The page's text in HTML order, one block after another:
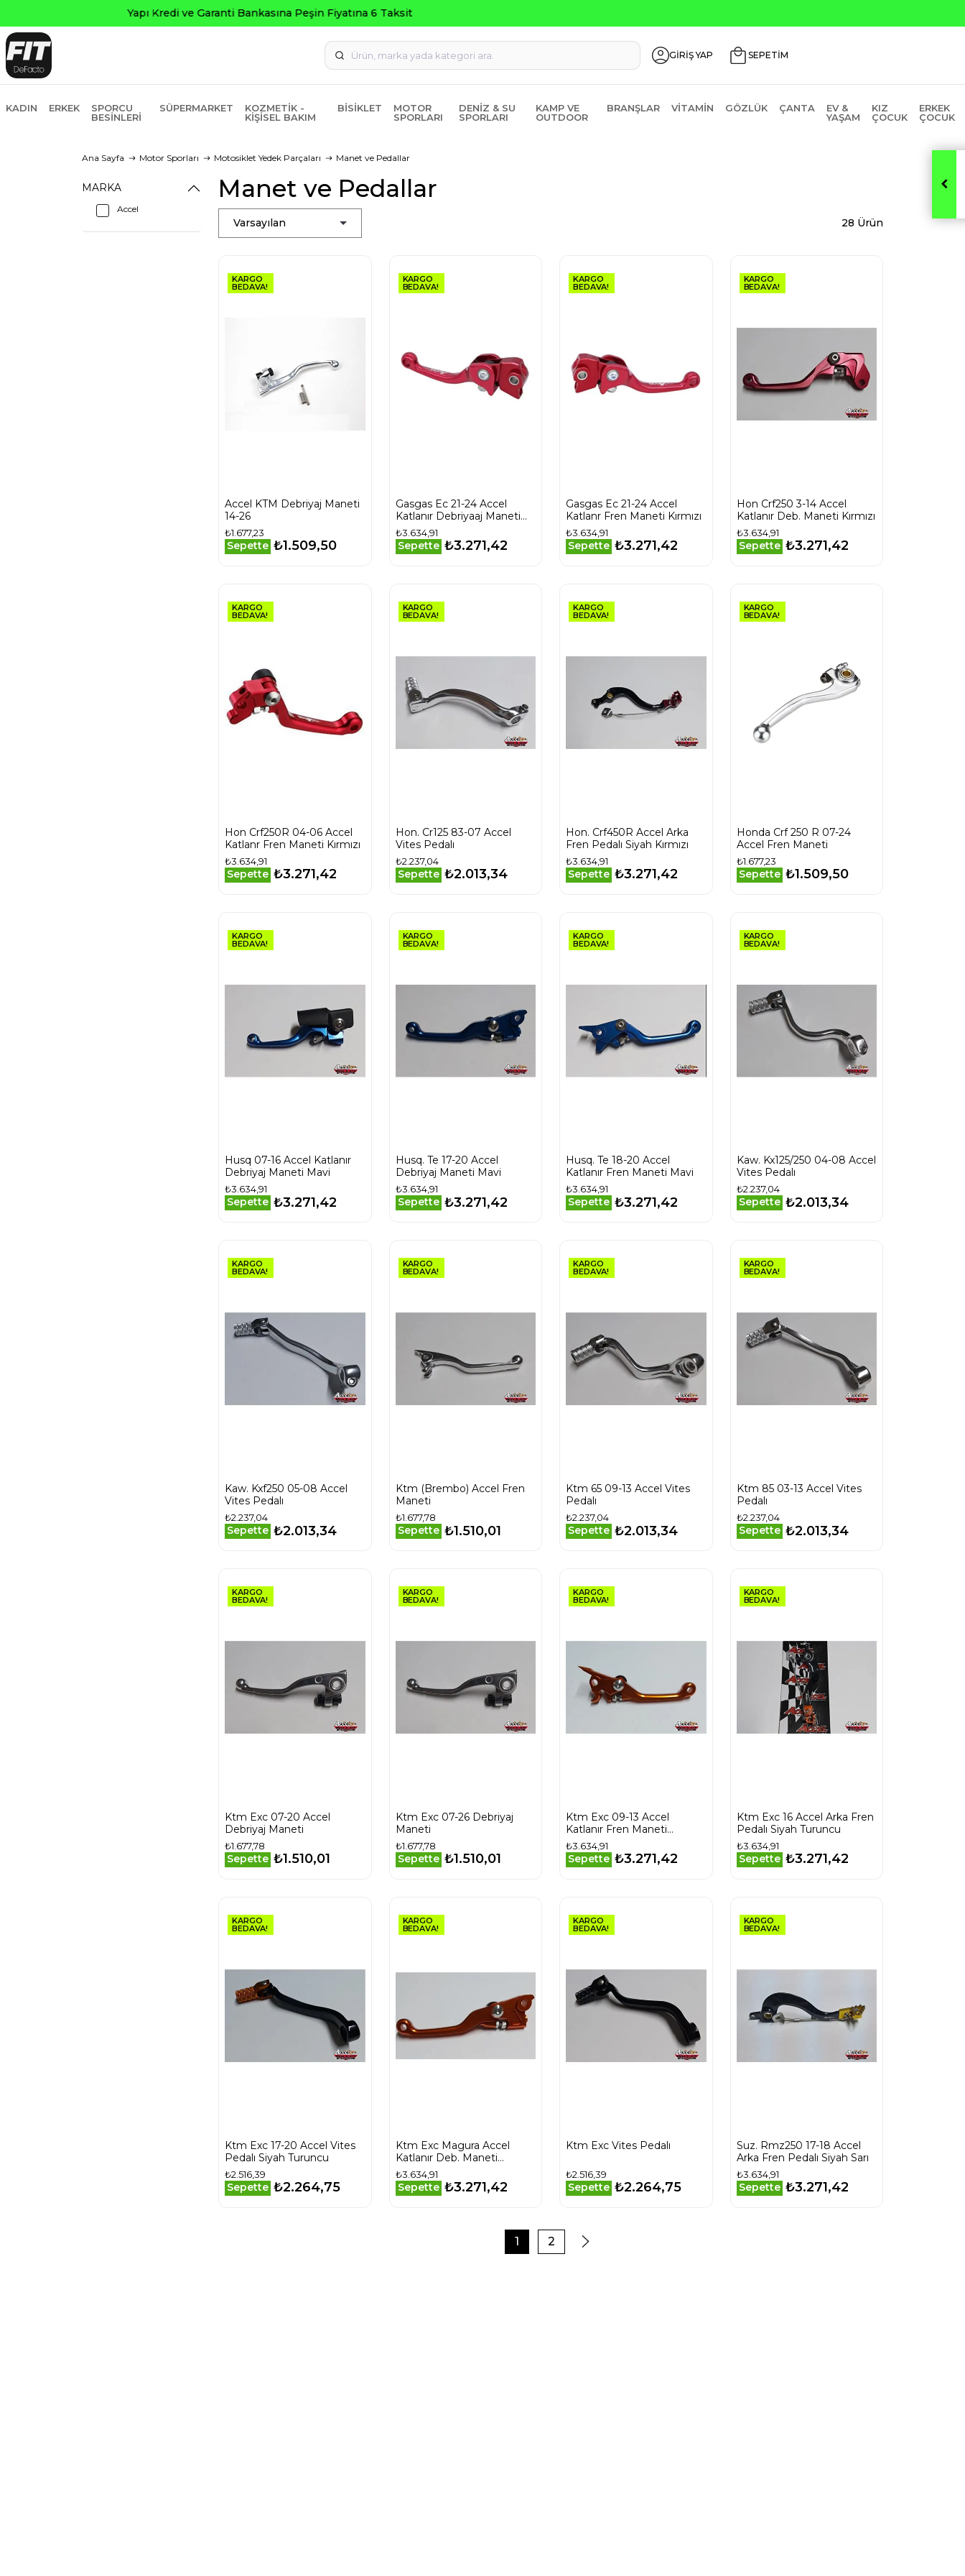
Seçili Ürünlerde ₺2000 Üzeri ₺200 İndirim Kodu: AGUSTOS200
GİRİŞ YAP SEPETİM
KADIN ERKEK
SPORCU
BESINLERI
SÜPERMARKET
KOZMETIK -
KIŞISEL BAKIM
BISIKLET
MOTOR
SPORLARI
DENIZ & SU
SPORLARI
KAMP VE
OUTDOOR
BRANŞLAR VITAMIN GÖZLÜK ÇANTA
EV &
YAŞAM
KIZ
ÇOCUK
ERKEK
ÇOCUK
Ana Sayfa Motor Sporları Motosiklet Yedek Parçaları Manet ve Pedallar
MARKA
Accel
Manet ve Pedallar
Varsayılan 28 Ürün
KARGO
BEDAVA!
Accel KTM Debriyaj Maneti
14-26
₺1.677,23
Sepette ₺1.509,50
KARGO
BEDAVA!
Gasgas Ec 21-24 Accel
Katlanır Debriyaaj Maneti
Kırmızı
₺3.634,91
Sepette ₺3.271,42
KARGO
BEDAVA!
Gasgas Ec 21-24 Accel
Katlanr Fren Maneti Kırmızı
₺3.634,91
Sepette ₺3.271,42
KARGO
BEDAVA!
Hon Crf250 3-14 Accel
Katlanır Deb. Maneti Kırmızı
₺3.634,91
Sepette ₺3.271,42
KARGO
BEDAVA!
Hon Crf250R 04-06 Accel
Katlanr Fren Maneti Kırmızı
₺3.634,91
Sepette ₺3.271,42
KARGO
BEDAVA!
Hon. Cr125 83-07 Accel
Vites Pedalı
₺2.237,04
Sepette ₺2.013,34
KARGO
BEDAVA!
Hon. Crf450R Accel Arka
Fren Pedalı Siyah Kırmızı
₺3.634,91
Sepette ₺3.271,42
KARGO
BEDAVA!
Honda Crf 250 R 07-24
Accel Fren Maneti
₺1.677,23
Sepette ₺1.509,50
KARGO
BEDAVA!
Husq 07-16 Accel Katlanır
Debriyaj Maneti Mavi
₺3.634,91
Sepette ₺3.271,42
KARGO
BEDAVA!
Husq. Te 17-20 Accel
Debriyaj Maneti Mavi
₺3.634,91
Sepette ₺3.271,42
KARGO
BEDAVA!
Husq. Te 18-20 Accel
Katlanır Fren Maneti Mavi
₺3.634,91
Sepette ₺3.271,42
KARGO
BEDAVA!
Kaw. Kx125/250 04-08 Accel
Vites Pedalı
₺2.237,04
Sepette ₺2.013,34
KARGO
BEDAVA!
Kaw. Kxf250 05-08 Accel
Vites Pedalı
₺2.237,04
Sepette ₺2.013,34
KARGO
BEDAVA!
Ktm (Brembo) Accel Fren
Maneti
₺1.677,78
Sepette ₺1.510,01
KARGO
BEDAVA!
Ktm 65 09-13 Accel Vites
Pedalı
₺2.237,04
Sepette ₺2.013,34
KARGO
BEDAVA!
Ktm 85 03-13 Accel Vites
Pedalı
₺2.237,04
Sepette ₺2.013,34
KARGO
BEDAVA!
Ktm Exc 07-20 Accel
Debriyaj Maneti
₺1.677,78
Sepette ₺1.510,01
KARGO
BEDAVA!
Ktm Exc 07-26 Debriyaj
Maneti
₺1.677,78
Sepette ₺1.510,01
KARGO
BEDAVA!
Ktm Exc 09-13 Accel
Katlanır Fren Maneti
Turuncu
₺3.634,91
Sepette ₺3.271,42
KARGO
BEDAVA!
Ktm Exc 16 Accel Arka Fren
Pedalı Siyah Turuncu
₺3.634,91
Sepette ₺3.271,42
KARGO
BEDAVA!
Ktm Exc 17-20 Accel Vites
Pedalı Siyah Turuncu
₺2.516,39
Sepette ₺2.264,75
KARGO
BEDAVA!
Ktm Exc Magura Accel
Katlanır Deb. Maneti
Turuncu
₺3.634,91
Sepette ₺3.271,42
KARGO
BEDAVA!
Ktm Exc Vites Pedalı
₺2.516,39
Sepette ₺2.264,75
KARGO
BEDAVA!
Suz. Rmz250 17-18 Accel
Arka Fren Pedalı Siyah Sarı
₺3.634,91
Sepette ₺3.271,42
1 2